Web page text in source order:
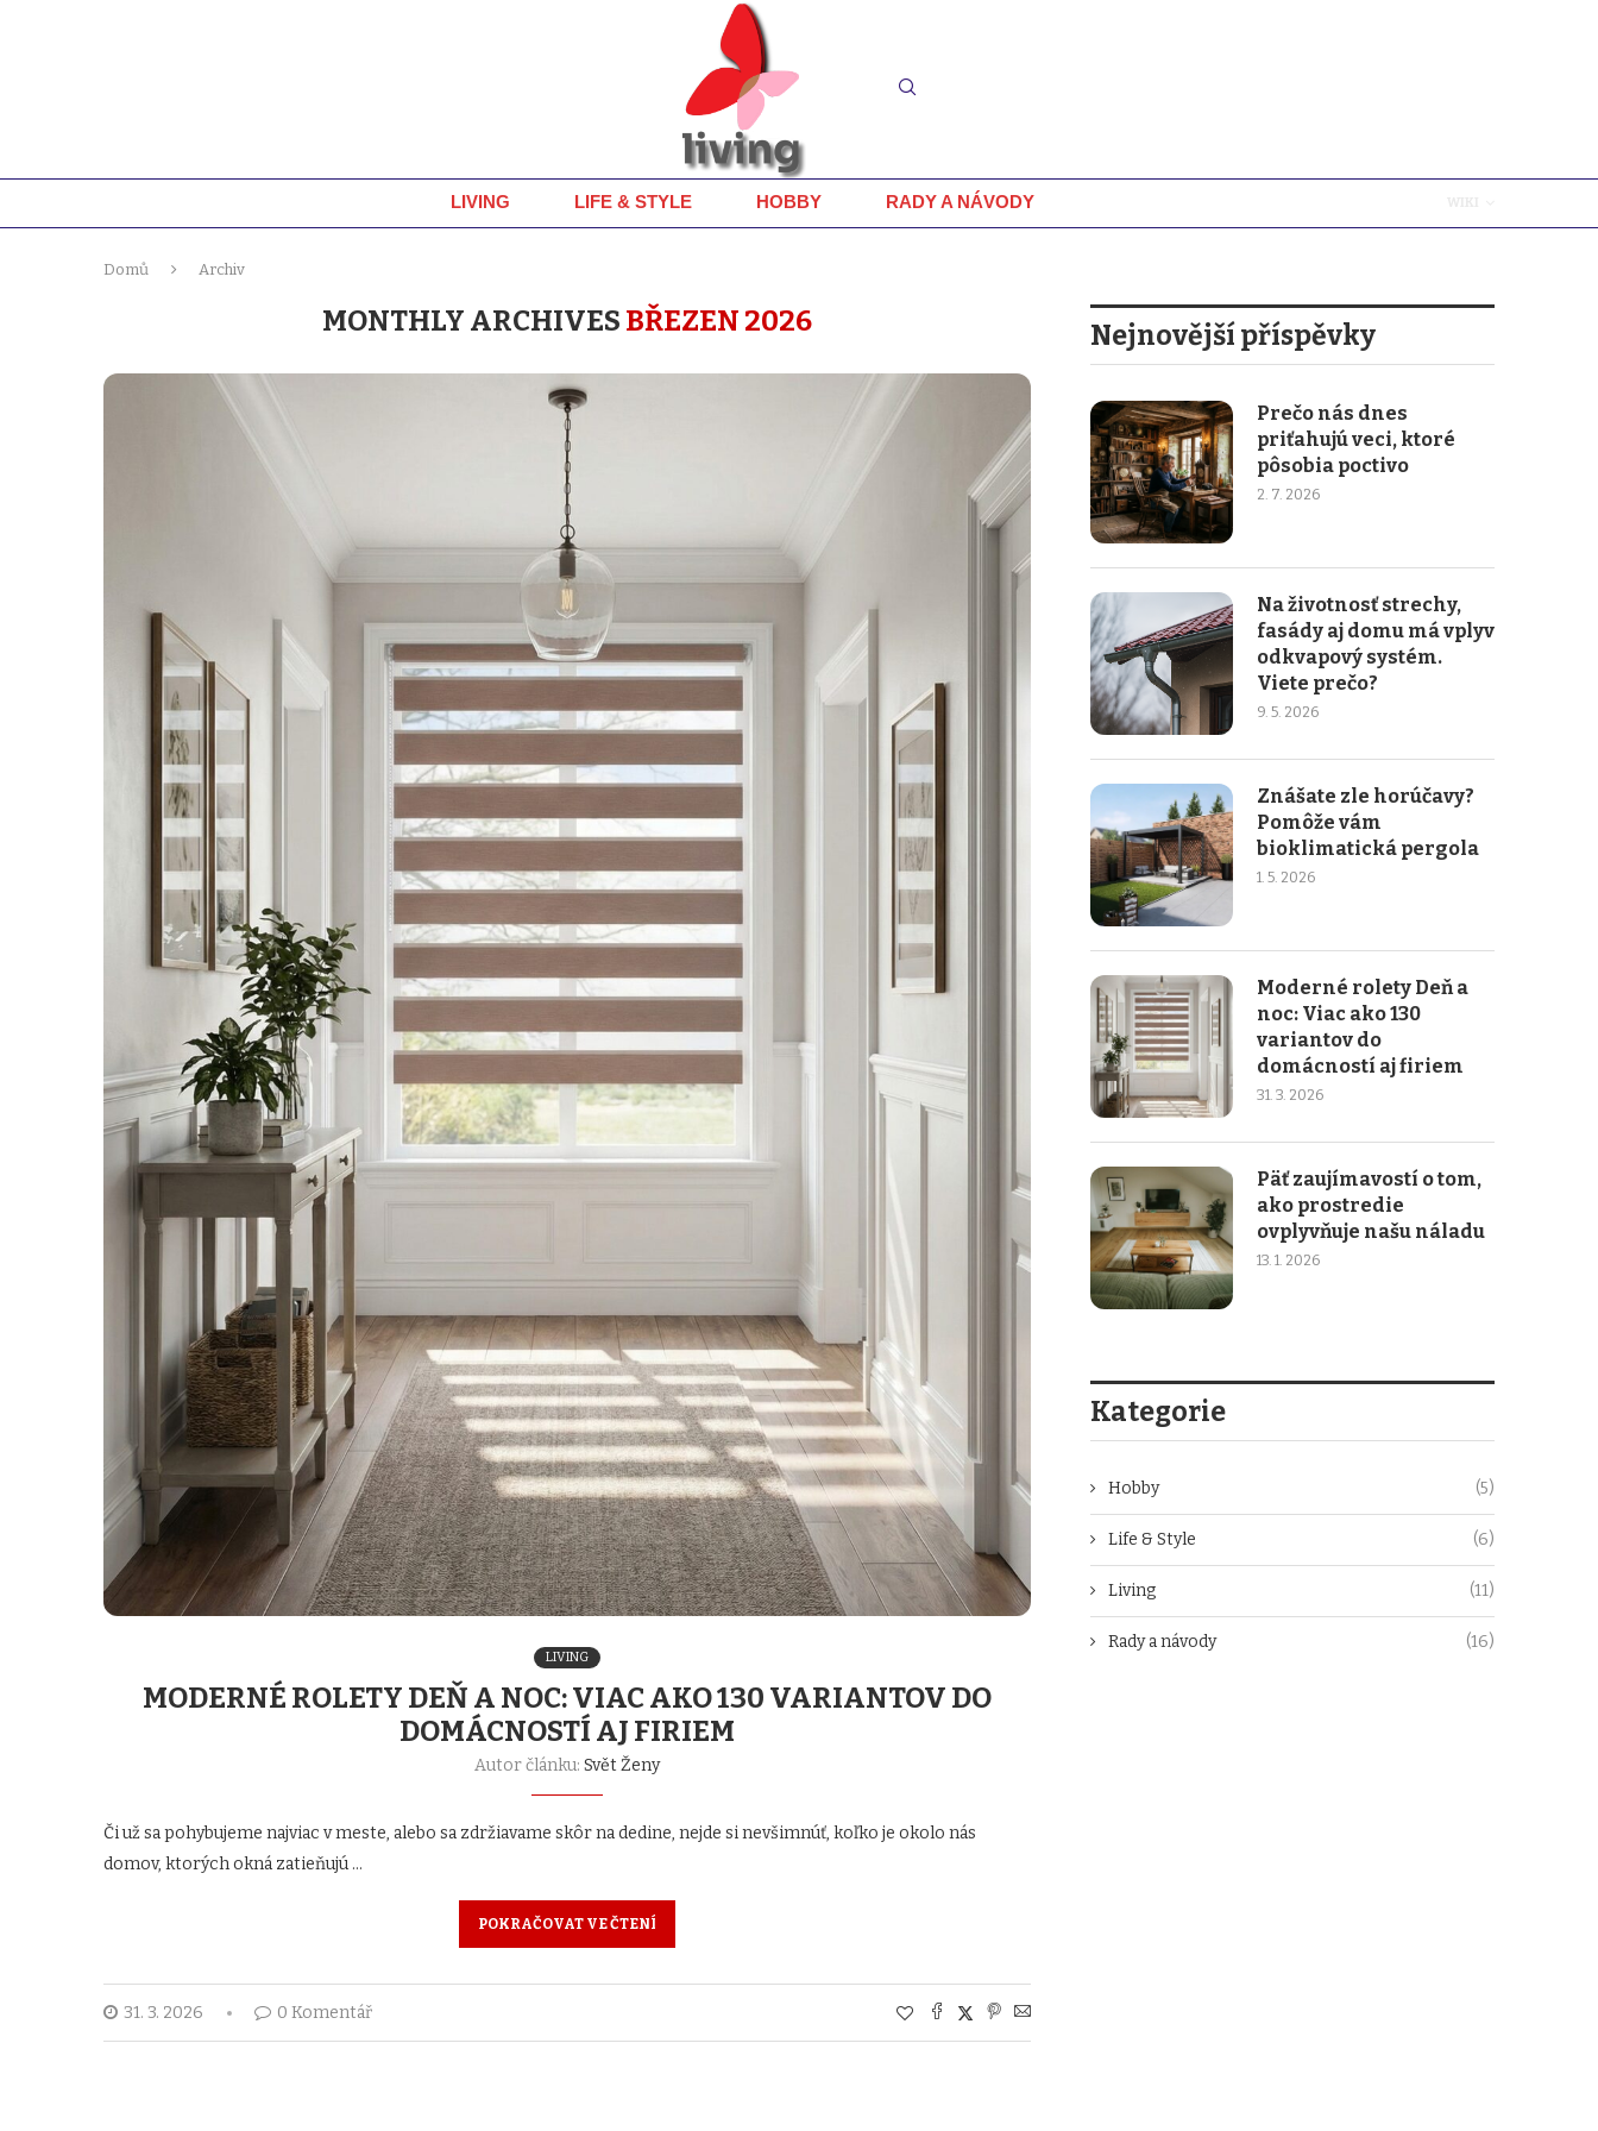
LIVING LIFE & STYLE HOBBY RADY A NÁVODY
Domů Archiv
MONTHLY ARCHIVES BŘEZEN 2026
LIVING
MODERNÉ ROLETY DEŇ A NOC: VIAC AKO 130 VARIANTOV DO
DOMÁCNOSTÍ AJ FIRIEM
Autor článku: Svět Ženy
Či už sa pohybujeme najviac v meste, alebo sa zdržiavame skôr na dedine, nejde si nevšimnúť, koľko je okolo nás
domov, ktorých okná zatieňujú …
POKRAČOVAT VE ČTENÍ
31. 3. 2026 0 Komentář
Nejnovější příspěvky
Prečo nás dnes
priťahujú veci, ktoré
pôsobia poctivo
2. 7. 2026
Na životnosť strechy,
fasády aj domu má vplyv
odkvapový systém.
Viete prečo?
9. 5. 2026
Znášate zle horúčavy?
Pomôže vám
bioklimatická pergola
1. 5. 2026
Moderné rolety Deň a
noc: Viac ako 130
variantov do
domácností aj firiem
31. 3. 2026
Päť zaujímavostí o tom,
ako prostredie
ovplyvňuje našu náladu
13. 1. 2026
Kategorie
Hobby (5)
Life & Style (6)
Living (11)
Rady a návody (16)